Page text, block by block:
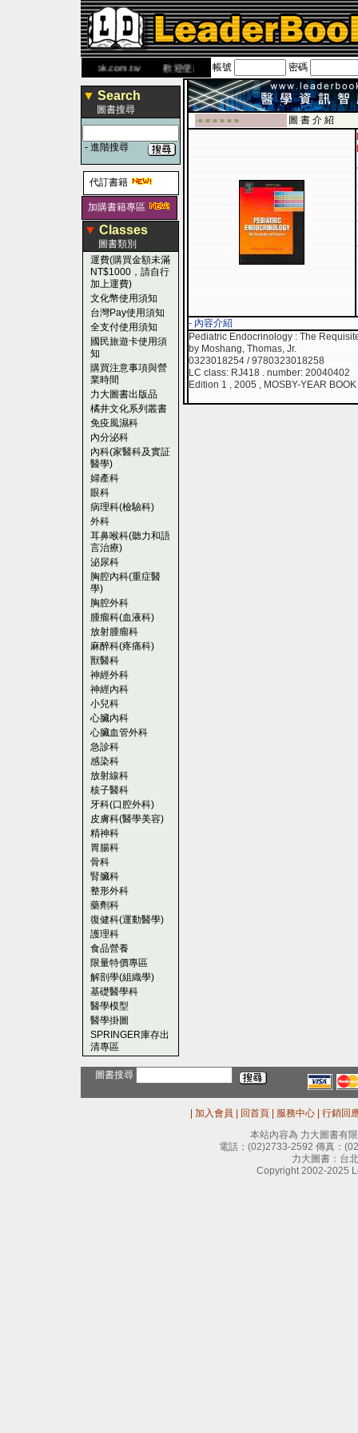
www.leaderbook.com.tw歡迎使用 國民旅遊卡！！
帳號 密碼
▼ Search
圖書搜尋
- 進階搜尋
代訂書籍
加購書籍專區
▼ Classes
圖書類別
運費(購買金額未滿
NT$1000，請自行
加上運費)
文化幣使用須知
台灣Pay使用須知
全支付使用須知
國民旅遊卡使用須
知
購買注意事項與營
業時間
力大圖書出版品
橘井文化系列叢書
免疫風濕科
內分泌科
內科(家醫科及實証
醫學)
婦產科
眼科
病理科(檢驗科)
外科
耳鼻喉科(聽力和語
言治療)
泌尿科
胸腔內科(重症醫
學)
胸腔外科
腫瘤科(血液科)
放射腫瘤科
麻醉科(疼痛科)
獸醫科
神經外科
神經內科
小兒科
心臟內科
心臟血管外科
急診科
感染科
放射線科
核子醫科
牙科(口腔外科)
皮膚科(醫學美容)
精神科
胃腸科
骨科
腎臟科
整形外科
藥劑科
復健科(運動醫學)
護理科
食品營養
限量特價專區
解剖學(組織學)
基礎醫學科
醫學模型
醫學掛圖
SPRINGER庫存出
清專區
-■ ■ ■ ■ ■ ■
圖 書 介 紹
- 內容介紹
Pediatric Endocrinology : The
by Moshang, Thomas, Jr.
0323018254 / 9780323018258
LC class: RJ418 . number: 20040402
Edition 1 , 2005 , MOSBY-YEAR
圖書搜尋
加入會員 回首頁 服務中心
行銷回
本站內容為 力大圖書有
電話： (02)2733-2592 傳真：
力大圖書：台
Copyright 2002-2025